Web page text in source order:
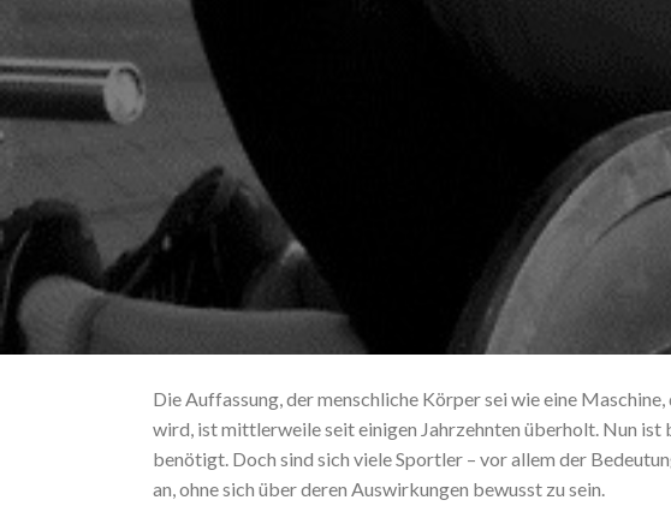
Die Auffassung, der menschliche Körper sei wie eine
wird, ist mittlerweile seit einigen Jahrzehnten überholt. Nun ist
benötigt. Doch sind sich viele Sportler – vor allem der
an, ohne sich über deren Auswirkungen bewusst zu sein.